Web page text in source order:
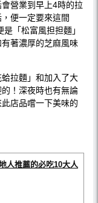
營業到早上4時的拉
便一定要來這間
「松富風担担麵」
著濃厚的芝麻風味
拉麵」和加入了大
！深夜時也有無論
店品嚐一下美味的
人推薦的必吃10大人